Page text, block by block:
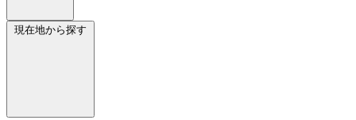
現在地から探す